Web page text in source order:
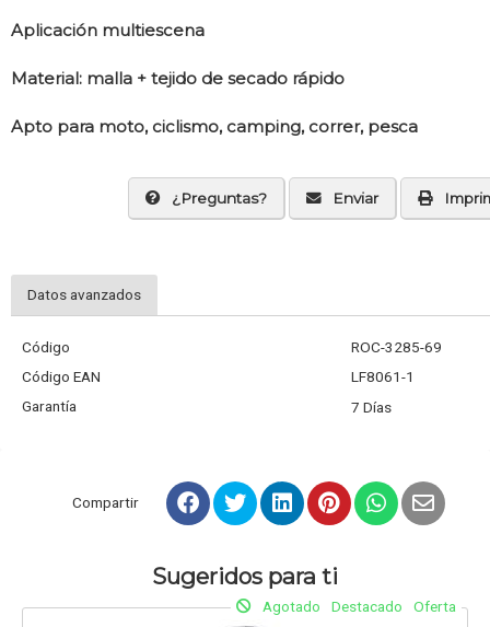
Aplicación multiescena
Material: malla + tejido de secado rápido
Apto para moto, ciclismo, camping, correr, pesca
¿Preguntas? Enviar
Datos avanzados
Código
ROC-3285-69
Código EAN
LF8061-1
Garantía
7 Días
Compartir
Sugeridos para ti
Agotado Destacado Oferta